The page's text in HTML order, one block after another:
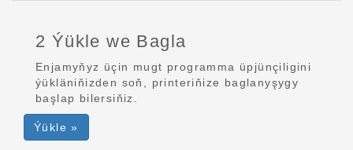
2 Ýükle we Bagla
Enjamyňyz üçin mugt programma üpjünçiligini
ýükläniňizden soň, printeriňize baglanyşygy
başlap bilersiňiz.
Ýükle »